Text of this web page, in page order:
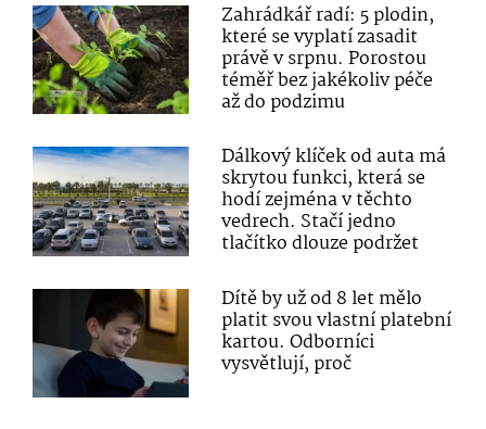
Zahrádkář radí: 5 plodin,
které se vyplatí zasadit
právě v srpnu. Porostou
téměř bez jakékoliv péče
až do podzimu
Dálkový klíček od auta má
skrytou funkci, která se
hodí zejména v těchto
vedrech. Stačí jedno
tlačítko dlouze podržet
Dítě by už od 8 let mělo
platit svou vlastní platební
kartou. Odborníci
vysvětlují, proč